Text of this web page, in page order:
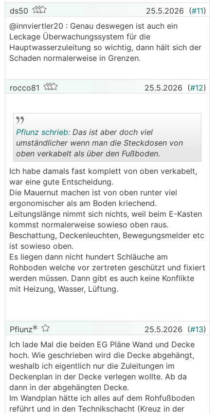
ds50 25.5.2026 (#11)
@innviertler20 : Genau deswegen ist auch ein
Leckage Überwachungssystem für die
Hauptwasserzuleitung so wichtig, dann hält sich der
Schaden normalerweise in Grenzen.
rocco81 25.5.2026 (#12)
..
Pflunz schrieb: Das ist aber doch viel
umständlicher wenn man die Steckdosen von
oben verkabelt als über den Fußboden.
Ich habe damals fast komplett von oben verkabelt,
war eine gute Entscheidung.
Die Mauernut machen ist von oben runter viel
ergonomischer als am Boden kriechend.
Leitungslänge nimmt sich nichts, weil beim E-Kasten
kommst normalerweise sowieso oben raus.
Beschattung, Deckenleuchten, Bewegungsmelder etc
ist sowieso oben.
Es liegen dann nicht hundert Schläuche am
Rohboden welche vor zertreten geschützt und fixiert
werden müssen. Dann gibt es auch keine Konflikte
mit Heizung, Wasser, Lüftung.
Pflunz 25.5.2026 (#13)
Ich lade Mal die beiden EG Pläne Wand und Decke
hoch. Wie geschrieben wird die Decke abgehängt,
weshalb ich eigentlich nur die Zuleitungen im
Deckenplan in der Decke verlegen wollte. Ab da
dann in der abgehängten Decke.
Im Wandplan hätte ich alles auf dem Rohfußboden
reführt und in den Technikschacht (Kreuz in der